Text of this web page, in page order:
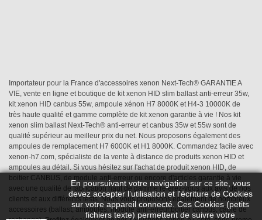
En poursuivant votre navigation sur ce site, vous
devez accepter l’utilisation et l'écriture de Cookies
sur votre appareil connecté. Ces Cookies (petits
fichiers texte) permettent de suivre votre
Importateur pour la France d'accessoires xenon Next-Tech® GARANTIE A
VIE, vente en ligne et boutique de kit xenon HID slim ballast anti-erreur 35w,
kit xenon HID canbus 55w, ampoule xénon H7 8000K et H4-3 10000K de
très haute qualité et gamme complète de kit xenon garantie à vie ! Nos kit
xenon slim ballast Next-Tech® anti-erreur et canbus 35w et 55w sont de
qualité supérieur au meilleur prix du net. Nous proposons également des
ampoules de remplacement H7 6000K et H1 8000K. Commandez facile avec
xenon-h7.com, spécialiste de la vente à distance de produits xenon HID et
ampoules au détail. Si vous hésitez sur l'achat de produit xenon HID, de
boitier CANBUS, de module anti-erreur ou encore d'articles garantie à vie
avec une qualité de fabrication haut de gamme référez-vous aux avis de nos
clients et aux différents tests. Nous vous proposons également de nombreux
accessoires (ballast, ampoules, module anti-erreur,boitier canbus, câble de